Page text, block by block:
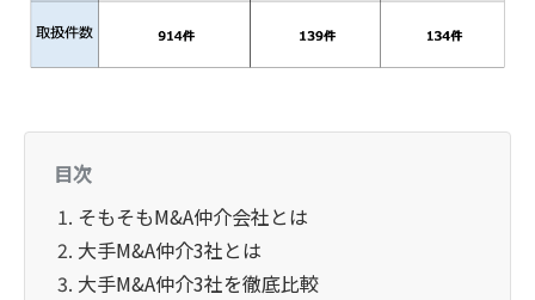
目次
そもそもM&A仲介会社とは
大手M&A仲介3社とは
大手M&A仲介3社を徹底比較